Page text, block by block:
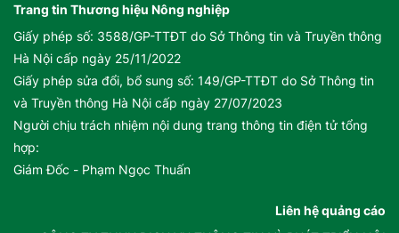
Trang tin Thương hiệu Nông nghiệp
Giấy phép số: 3588/GP-TTĐT do Sở Thông tin và Truyền thông
Hà Nội cấp ngày 25/11/2022
Giấy phép sửa đổi, bổ sung số: 149/GP-TTĐT do Sở Thông tin
và Truyền thông Hà Nội cấp ngày 27/07/2023
Người chịu trách nhiệm nội dung trang thông tin điện tử tổng
hợp:
Giám Đốc - Phạm Ngọc Thuấn
Liên hệ quảng cáo